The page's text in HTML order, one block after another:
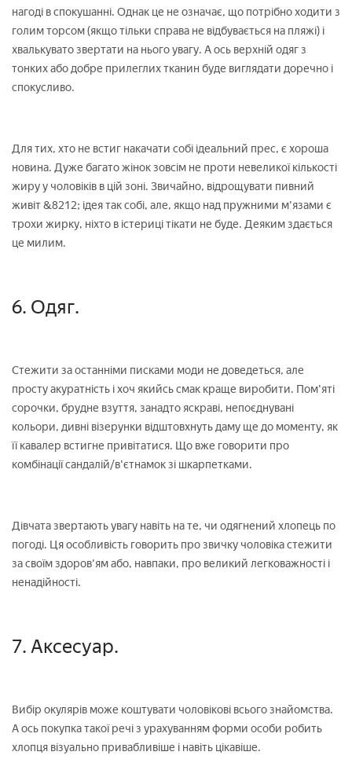
нагоді в спокушанні. Однак це не означає, що потрібно ходити з
голим торсом (якщо тільки справа не відбувається на пляжі) і
хвалькувато звертати на нього увагу. А ось верхній одяг з
тонких або добре прилеглих тканин буде виглядати доречно і
спокусливо.
Для тих, хто не встиг накачати собі ідеальний прес, є хороша
новина. Дуже багато жінок зовсім не проти невеликої кількості
жиру у чоловіків в цій зоні. Звичайно, відрощувати пивний
живіт &8212; ідея так собі, але, якщо над пружними м'язами є
трохи жирку, ніхто в істериці тікати не буде. Деяким здається
це милим.
6. Одяг.
Стежити за останніми писками моди не доведеться, але
просту акуратність і хоч якийсь смак краще виробити. Пом'яті
сорочки, брудне взуття, занадто яскраві, непоєднувані
кольори, дивні візерунки відштовхнуть даму ще до моменту, як
її кавалер встигне привітатися. Що вже говорити про
комбінації сандалій/в'єтнамок зі шкарпетками.
Дівчата звертають увагу навіть на те, чи одягнений хлопець по
погоді. Ця особливість говорить про звичку чоловіка стежити
за своїм здоров'ям або, навпаки, про великий легковажності і
ненадійності.
7. Аксесуар.
Вибір окулярів може коштувати чоловікові всього знайомства.
А ось покупка такої речі з урахуванням форми особи робить
хлопця візуально привабливіше і навіть цікавіше.